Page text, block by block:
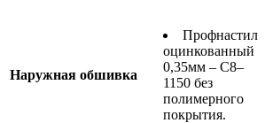
Наружная обшивка
Профнастил
оцинкованный
0,35мм – С8–
1150 без
полимерного
покрытия.